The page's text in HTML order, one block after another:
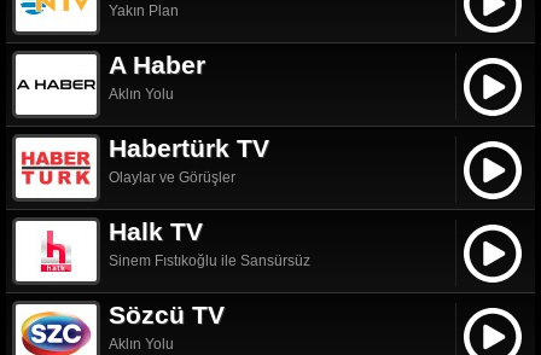
Yakın Plan
A Haber
Aklın Yolu
Habertürk TV
Olaylar ve Görüşler
Halk TV
Sinem Fıstıkoğlu ile Sansürsüz
Sözcü TV
Aklın Yolu